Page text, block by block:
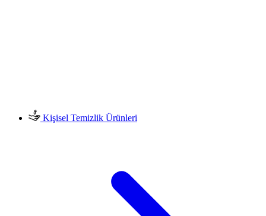
Kişisel Temizlik Ürünleri